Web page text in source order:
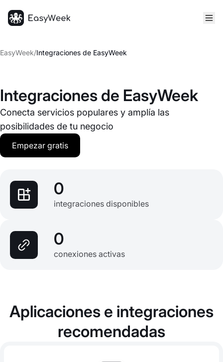
EasyWeek/Integraciones de EasyWeek
Integraciones de EasyWeek
Conecta servicios populares y amplía las
posibilidades de tu negocio
Empezar gratis
0
integraciones disponibles
0
conexiones activas
Aplicaciones e integraciones
recomendadas